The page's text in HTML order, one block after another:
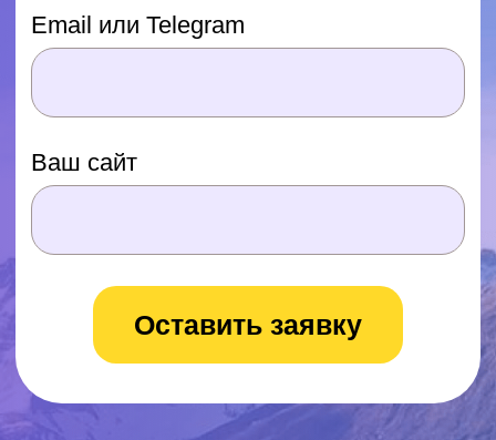
Оставьте заявку прямо сейчас и
получите на выбор любой из
Ваш сайт
Скидка 10-15%
Видео Курс от Специалиста
Подключение Я.Метрики и Я.Бизнеса